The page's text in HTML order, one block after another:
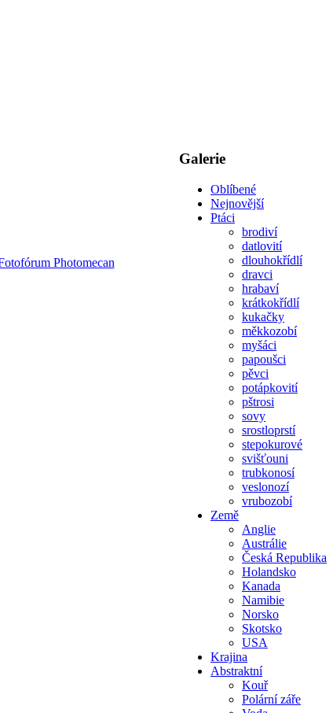
Galerie
Oblíbené
Nejnovější
Ptáci
brodiví
datlovití
dlouhokřídlí
dravci
hrabaví
krátkokřídlí
kukačky
měkkozobí
myšáci
papoušci
pěvci
potápkovití
pštrosi
sovy
srostloprstí
stepokurové
svišťouni
trubkonosí
veslonozí
vrubozobí
Země
Anglie
Austrálie
Česká Republika
Holandsko
Kanada
Namibie
Norsko
Skotsko
USA
Krajina
Abstraktní
Kouř
Polární záře